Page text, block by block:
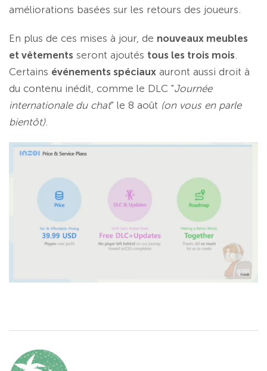
améliorations basées sur les retours des joueurs.
En plus de ces mises à jour, de nouveaux meubles
et vêtements seront ajoutés tous les trois mois.
Certains événements spéciaux auront aussi droit à
du contenu inédit, comme le DLC "Journée
internationale du chat" le 8 août (on vous en parle
bientôt).